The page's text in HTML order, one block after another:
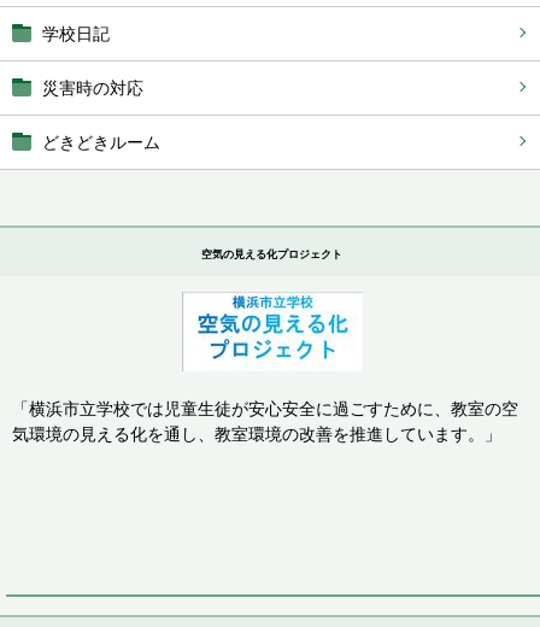
学校日記
災害時の対応
どきどきルーム
空気の見える化プロジェクト
「横浜市立学校では児童生徒が安心安全に過ごすために、教室の空
気環境の見える化を通し、 教室環境の改善を推進しています。」